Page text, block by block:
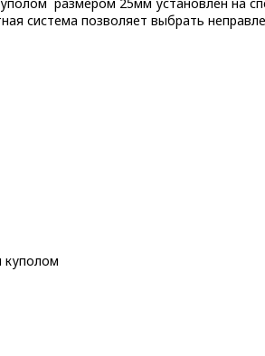
система позволяет выбрать
куполом